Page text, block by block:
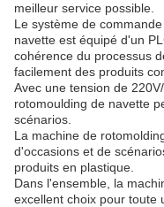
meilleur service possible.
Le système de
navette est équipé d'un
cohérence du processus
facilement des produits
Avec une tension de
rotomoulding de navette
scénarios.
La machine de
d'occasions et de
produits en plastique.
Dans l'ensemble, la
excellent choix pour toute